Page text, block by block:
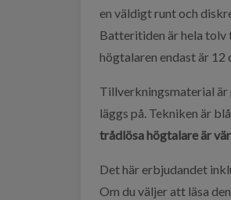
en väldigt runt och
Batteritiden är hela tolv
högtalaren endast är 12
Tillverkningsmaterial är
läggs på. Tekniken är
trådlösa högtalare är
Det här erbjudandet
Om du väljer att läsa